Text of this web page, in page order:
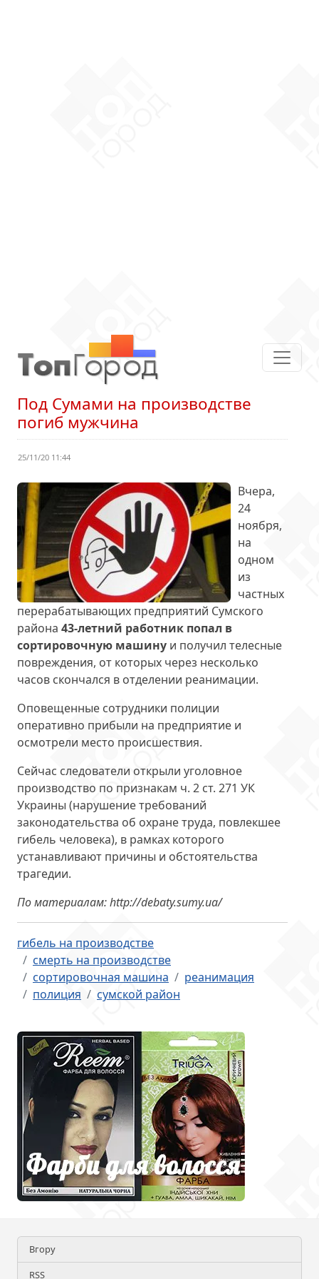
Под Сумами на производстве
погиб мужчина
25/11/20 11:44
Вчера,
24
ноября,
на
одном
из
частных
перерабатывающих предприятий Сумского
района 43-летний работник попал в
сортировочную машину и получил телесные
повреждения, от которых через несколько
часов скончался в отделении реанимации.
Оповещенные сотрудники полиции
оперативно прибыли на предприятие и
осмотрели место происшествия.
Сейчас следователи открыли уголовное
производство по признакам ч. 2 ст. 271 УК
Украины (нарушение требований
законодательства об охране труда, повлекшее
гибель человека), в рамках которого
устанавливают причины и обстоятельства
трагедии.
По материалам: http://debaty.sumy.ua/
гибель на производстве
смерть на производстве
сортировочная машина
реанимация
полиция
сумской район
Вгору
RSS